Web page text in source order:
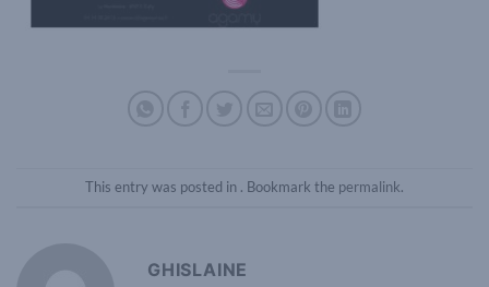
This entry was posted in . Bookmark the permalink.
GHISLAINE